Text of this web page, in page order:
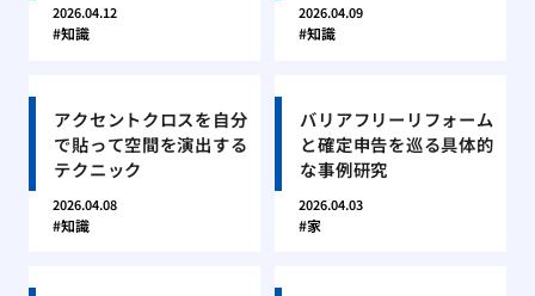
2026.04.12
知識
2026.04.09
知識
アクセントクロスを自分
で貼って空間を演出する
テクニック
2026.04.08
知識
バリアフリーリフォーム
と確定申告を巡る具体的
な事例研究
2026.04.03
家